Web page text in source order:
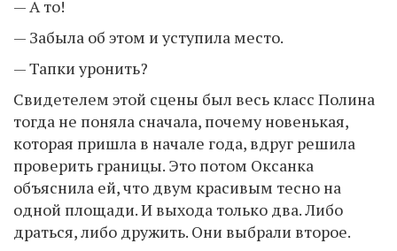
— А то!
— Забыла об этом и уступила место.
— Тапки уронить?
Свидетелем этой сцены был весь класс Полина
тогда не поняла сначала, почему новенькая,
которая пришла в начале года, вдруг решила
проверить границы. Это потом Оксанка
объяснила ей, что двум красивым тесно на
одной площади. И выхода только два. Либо
драться, либо дружить. Они выбрали второе.